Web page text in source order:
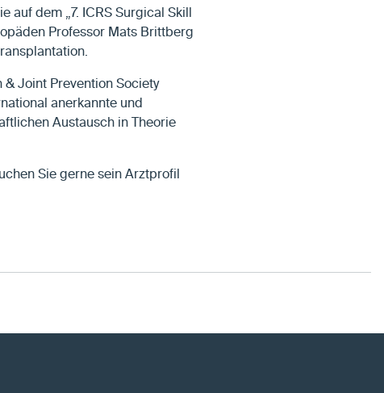
dem „7. ICRS Surgical Skill
Professor Mats Brittberg
Joint Prevention Society
anerkannte und
Austausch in Theorie
Sie gerne sein Arztprofil